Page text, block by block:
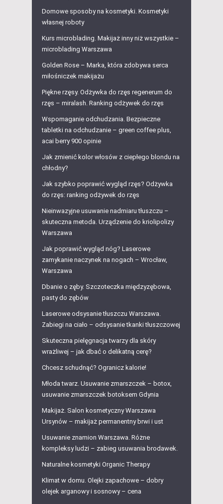
Domowe sposoby na kosmetyki. Kosmetyki
własnej roboty
Kurs microblading. Makijaż inny niż wszystkie –
microblading Warszawa
Golden Rose – Marka, która zdobywa serca
miłośniczek makijażu
Piękne rzęsy. Odżywka do rzęs regenerum do
rzęs – miralash. Ranking odżywek do rzęs
Wspomaganie odchudzania. Bezpieczne
tabletki na odchudzanie – green coffee plus,
acai berry 900 opinie
Jak zmienić kolor włosów z ciepłego blondu na
chłodny?
Jak szybko poprawić wygląd rzęs? Odżywka
do rzęs: ranking odżywek do rzęs
Nieinwazyjne usuwanie nadmiaru tłuszczu –
skuteczna metoda. Urządzenie do kriolipolizy
Warszawa
Jak poprawić wygląd nóg? Laserowe
zamykanie naczynek na nogach – Wrocław,
Warszawa
Dbanie o zęby. Szczoteczka międzyzębowa,
pasty do zębów
Laserowe odsysanie tłuszczu Warszawa.
Zabiegi na ciało – odsysanie tkanki tłuszczowej
Skuteczna pielęgnacja twarzy dla skóry
wrażliwej – jak dbać o delikatną cerę?
Chcesz schudnąć? Ogranicz kalorie!
Młoda twarz. Usuwanie zmarszczek – botox,
usuwanie zmarszczek botoksem Gdynia
Makijaż. Salon kosmetyczny Warszawa
Ursynów – makijaż permanentny brwi i ust
Usuwanie znamion Warszawa. Różne
kompleksy ludzi – zabieg usuwania brodawek.
Naturalne kosmetyki Organic Therapy
Klimat w domu. Olejki zapachowe – dobry
olejek arganowy i sosnowy – cena